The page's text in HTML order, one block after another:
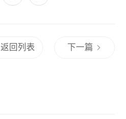
返回列表 下一篇